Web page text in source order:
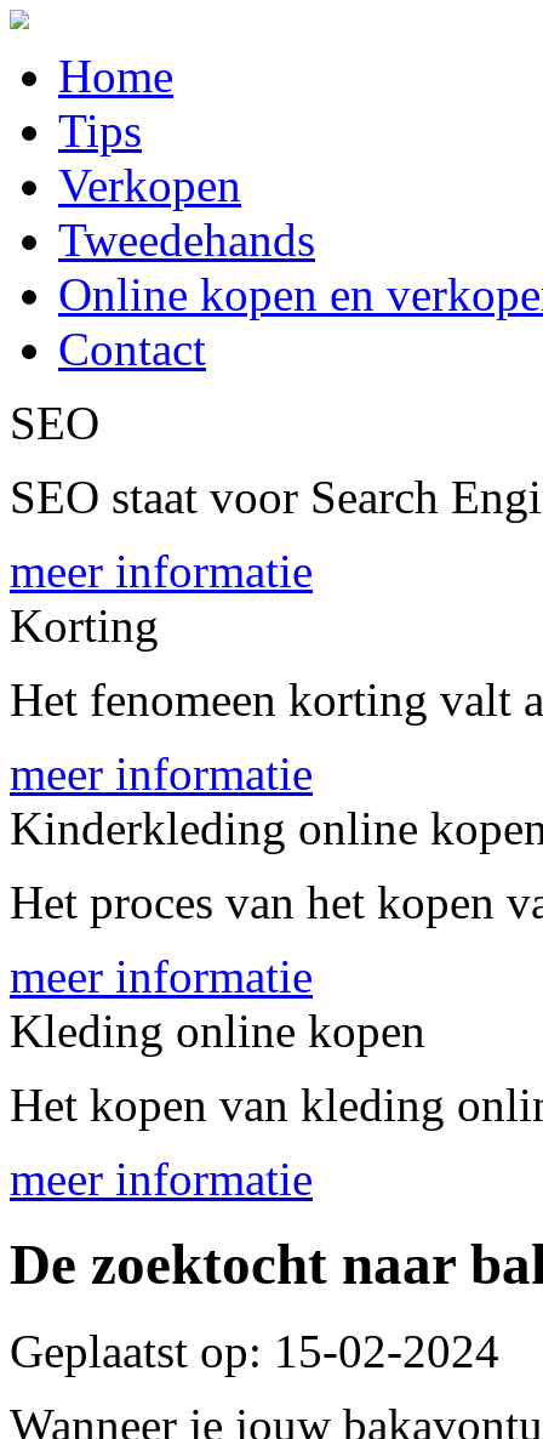
Home
Tips
Verkopen
Tweedehands
Online kopen en
Contact
SEO
SEO staat voor Search
meer informatie
Korting
Het fenomeen korting valt
meer informatie
Kinderkleding online
Het proces van het kopen
meer informatie
Kleding online kopen
Het kopen van kleding
meer informatie
De zoektocht naar
Geplaatst op: 15-02-2024
Wanneer je jouw